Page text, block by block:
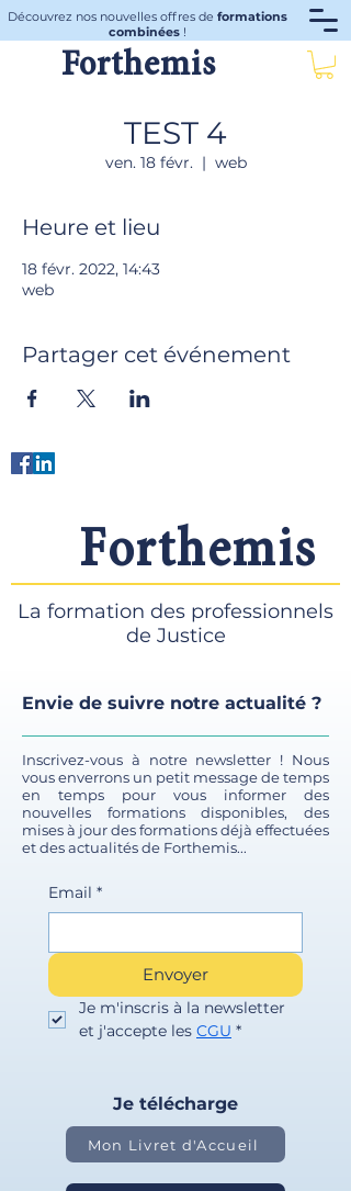
Découvrez nos nouvelles offres de formations
combinées!
Forthemis
TEST 4
ven. 18 févr.
  |
web
Heure et lieu
18 févr. 2022, 14:43
web
Partager cet événement
Forthemis
La formation des professionnels
de Justice
Envie de suivre notre actualité ?
Inscrivez-vous à notre newsletter ! Nous
vous enverrons un petit message de temps
en temps pour vous informer des
nouvelles formations disponibles, des
mises à jour des formations déjà effectuées
et des actualités de Forthemis...
Email *
Envoyer
Je m'inscris à la newsletter
et j'accepte les CGU *
Je télécharge
Mon Livret d'Accueil